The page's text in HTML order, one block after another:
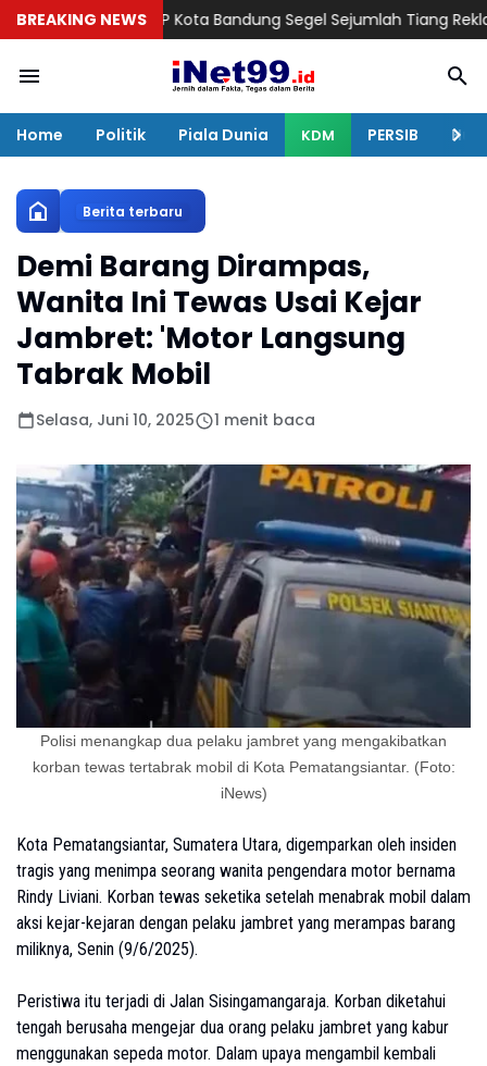
BREAKING NEWS
Satpol PP Kota Bandung Segel Sejumlah Tiang Reklame,
Home Politik Piala Dunia KDM PERSIB
Berita terbaru
Demi Barang Dirampas,
Wanita Ini Tewas Usai Kejar
Jambret: 'Motor Langsung
Tabrak Mobil
Selasa, Juni 10, 2025 1 menit baca
Polisi menangkap dua pelaku jambret yang mengakibatkan
korban tewas tertabrak mobil di Kota Pematangsiantar. (Foto:
iNews)
Kota Pematangsiantar, Sumatera Utara, digemparkan oleh insiden
tragis yang menimpa seorang wanita pengendara motor bernama
Rindy Liviani. Korban tewas seketika setelah menabrak mobil dalam
aksi kejar-kejaran dengan pelaku jambret yang merampas barang
miliknya, Senin (9/6/2025).
Peristiwa itu terjadi di Jalan Sisingamangaraja. Korban diketahui
tengah berusaha mengejar dua orang pelaku jambret yang kabur
menggunakan sepeda motor. Dalam upaya mengambil kembali